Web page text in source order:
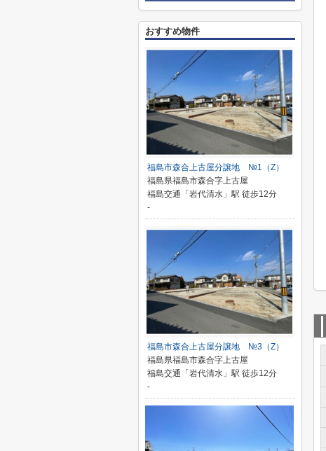
おすすめ物件
福島市森合上古屋分譲地 №1（Z）
福島県福島市森合字上古屋
福島交通「岩代清水」駅 徒歩12分
-
福島市森合上古屋分譲地 №3（Z）
福島県福島市森合字上古屋
福島交通「岩代清水」駅 徒歩12分
-